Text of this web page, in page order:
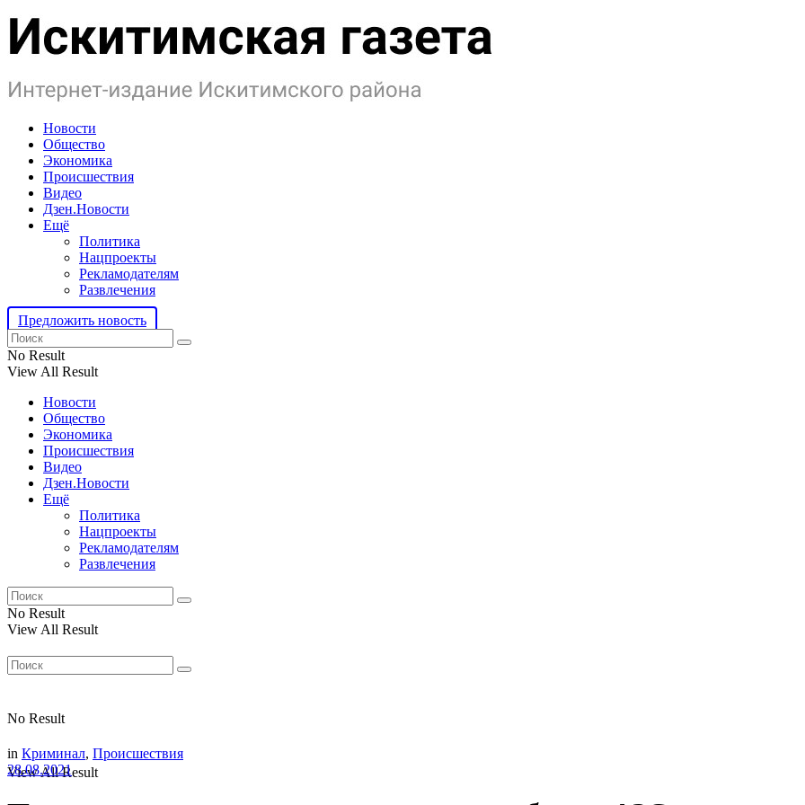
Новости
Общество
Экономика
Происшествия
Видео
Дзен.Новости
Ещё
Политика
Нацпроекты
Рекламодателям
Развлечения
Предложить новость
No Result
View All Result
Новости
Общество
Экономика
Происшествия
Видео
Дзен.Новости
Ещё
Политика
Нацпроекты
Рекламодателям
Развлечения
No Result
View All Result
No Result
View All Result
in Криминал, Происшествия
28.08.2021